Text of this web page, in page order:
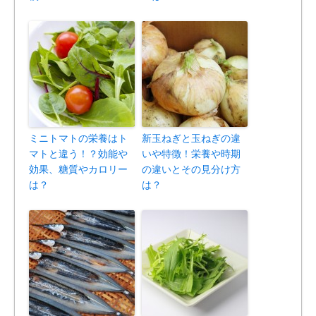
ミニトマトの栄養はト
マトと違う！？効能や
効果、糖質やカロリー
は？
新玉ねぎと玉ねぎの違
いや特徴！栄養や時期
の違いとその見分け方
は？